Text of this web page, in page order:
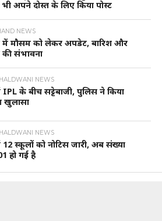
अपने दोस्त के लिए किया पोस्ट
NEWS
में मौसम को लेकर अपडेट, बारिश और
की संभावना
NEWS
IPL के बीच सट्टेबाजी, पुलिस ने किया
खुलासा
NEWS
12 स्कूलों को नोटिस जारी, अब संख्या
हो गई है